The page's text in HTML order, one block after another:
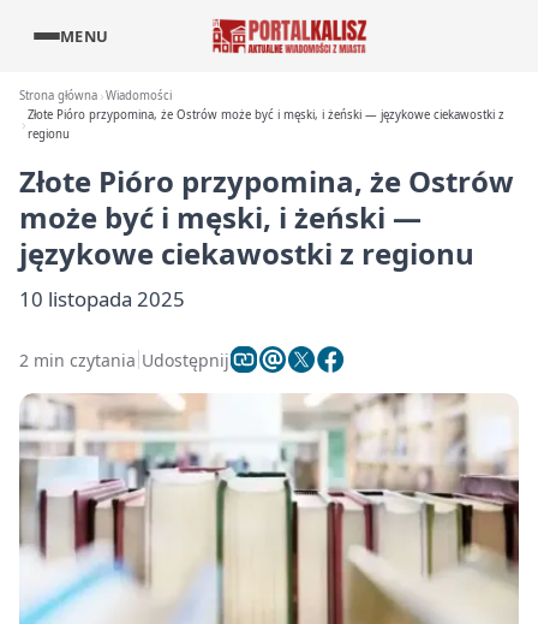
MENU
Strona główna Wiadomości
Złote Pióro przypomina, że Ostrów może być i męski, i żeński — językowe ciekawostki z
regionu
Złote Pióro przypomina, że Ostrów
może być i męski, i żeński —
językowe ciekawostki z regionu
10 listopada 2025
2 min czytania Udostępnij